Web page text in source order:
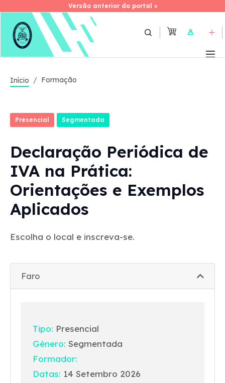
Skip
Versão anterior do portal >
Versão anterior do portal >
User
Início Formação
Presencial Segmentada
Declaração Periódica de
IVA na Prática:
Orientações e Exemplos
Aplicados
Escolha o local e inscreva-se.
Faro
Tipo: Presencial
Género: Segmentada
Formador:
Datas: 14 Setembro 2026